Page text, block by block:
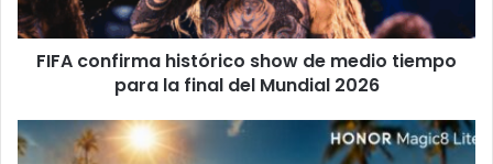
para
la
final
2026
FIFA confirma histórico show de medio tiempo
para la final del Mundial 2026
HONOR
Magic8